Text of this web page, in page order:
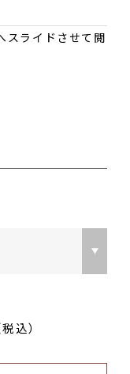
スライドさせて閲
税込）